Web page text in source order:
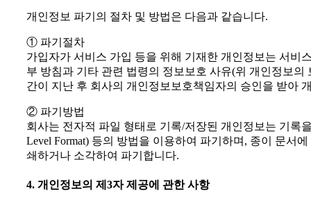
개인정보 파기의 절차 및 방법은 다음과 같습니다.
① 파기절차
가입자가 서비스 가입 등을 위해 기재한 개인정보는 서비
부 방침과 기타 관련 법령의 정보보호 사유(위 개인정보의
간이 지난 후 회사의 개인정보보호책임자의 승인을 받아
② 파기방법
회사는 전자적 파일 형태로 기록/저장된 개인정보는 기록
Level Format) 등의 방법을 이용하여 파기하며, 종이 문서
쇄하거나 소각하여 파기합니다.
4. 개인정보의 제3자 제공에 관한 사항